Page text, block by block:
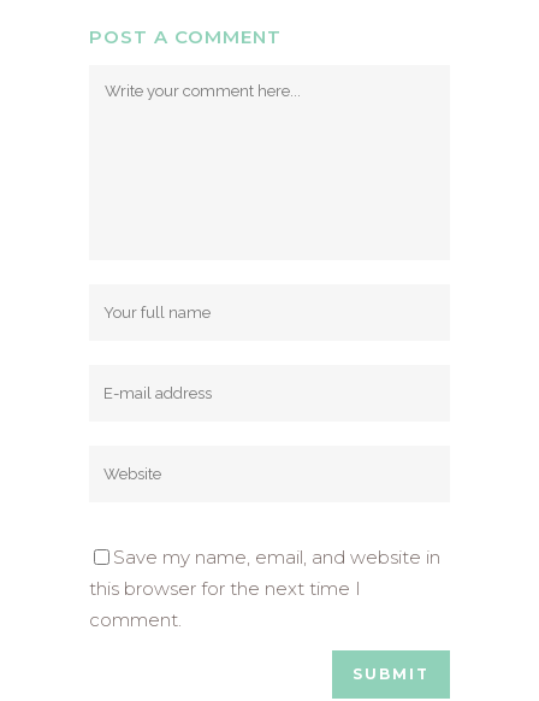
POST A COMMENT
Save my name, email, and website in
this browser for the next time I
comment.